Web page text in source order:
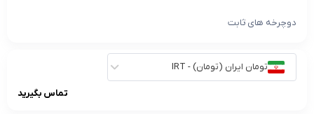
دوچرخه های ثابت
تومان ایران (تومان) - IRT
تماس بگیرید